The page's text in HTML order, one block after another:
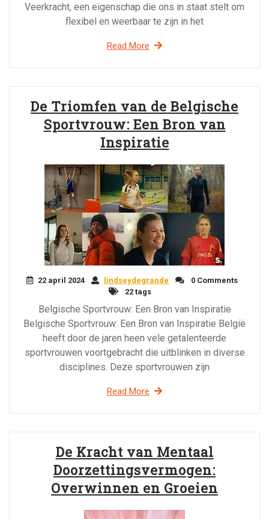
Veerkracht, een eigenschap die ons in staat stelt om
flexibel en weerbaar te zijn in het
Read More
De Triomfen van de Belgische
Sportvrouw: Een Bron van
Inspiratie
22 april 2024 lindseydegrande
0 Comments
22 tags
Belgische Sportvrouw: Een Bron van Inspiratie
Belgische Sportvrouw: Een Bron van Inspiratie België
heeft door de jaren heen vele getalenteerde
sportvrouwen voortgebracht die uitblinken in diverse
disciplines. Deze sportvrouwen zijn
Read More
De Kracht van Mentaal
Doorzettingsvermogen:
Overwinnen en Groeien